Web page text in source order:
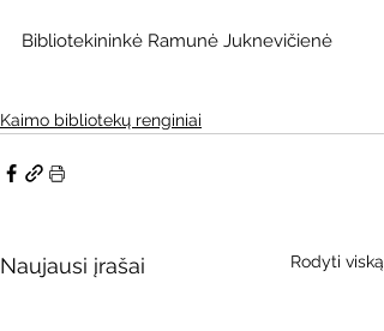
Bibliotekininkė Ramunė Juknevičienė
Kaimo bibliotekų renginiai
Naujausi įrašai Rodyti viską